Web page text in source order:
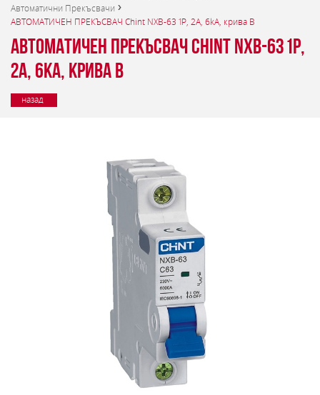
Автоматични Прекъсвачи
АВТОМАТИЧЕН ПРЕКЪСВАЧ Chint NXB-63 1P, 2A, 6kA, крива B
АВТОМАТИЧЕН ПРЕКЪСВАЧ Chint NXB-63 1P,
2A, 6kA, крива B
назад